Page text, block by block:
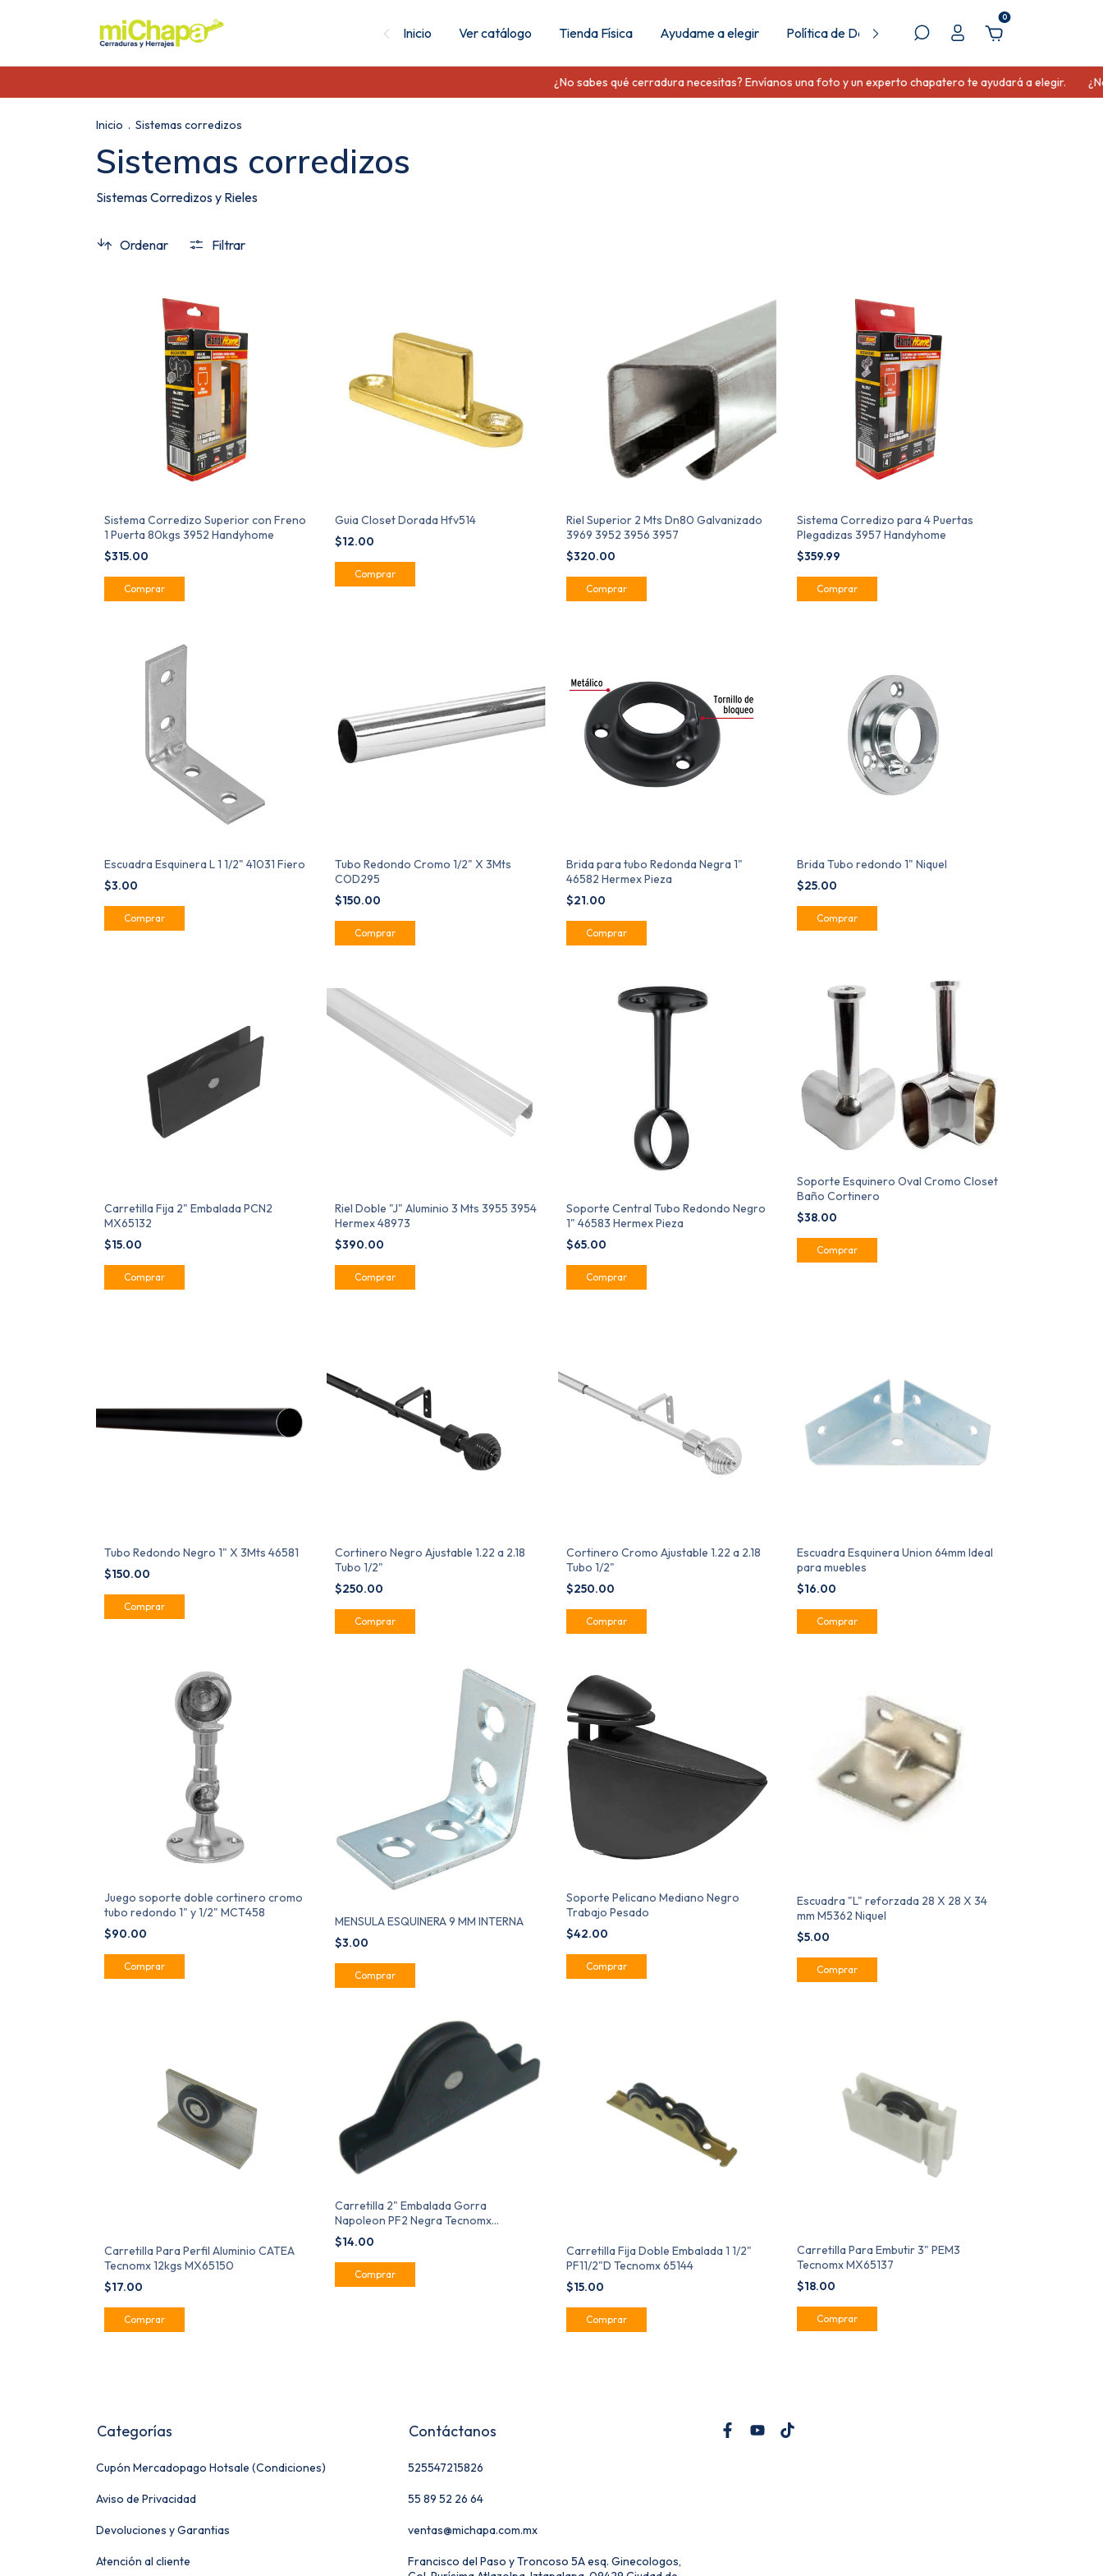
Inicio Ver catálogo Tienda Física Ayudame a elegir Política de Devolución
0
¿No sabes qué cerradura necesitas? Envíanos una foto y un experto chapatero te ayudará a elegir. ¿No
Inicio . Sistemas corredizos
Sistemas corredizos
Sistemas Corredizos y Rieles
Ordenar Filtrar
Sistema Corredizo Superior con Freno
1 Puerta 80kgs 3952 Handyhome
$315.00
Guia Closet Dorada Hfv514
$12.00
Riel Superior 2 Mts Dn80 Galvanizado
3969 3952 3956 3957
$320.00
Sistema Corredizo para 4 Puertas
Plegadizas 3957 Handyhome
$359.99
Escuadra Esquinera L 1 1/2" 41031 Fiero
$3.00
Tubo Redondo Cromo 1/2" X 3Mts
COD295
$150.00
Brida para tubo Redonda Negra 1"
46582 Hermex Pieza
$21.00
Brida Tubo redondo 1" Niquel
$25.00
Carretilla Fija 2" Embalada PCN2
MX65132
$15.00
Riel Doble "J" Aluminio 3 Mts 3955 3954
Hermex 48973
$390.00
Soporte Central Tubo Redondo Negro
1" 46583 Hermex Pieza
$65.00
Soporte Esquinero Oval Cromo Closet
Baño Cortinero
$38.00
Tubo Redondo Negro 1" X 3Mts 46581
$150.00
Cortinero Negro Ajustable 1.22 a 2.18
Tubo 1/2"
$250.00
Cortinero Cromo Ajustable 1.22 a 2.18
Tubo 1/2"
$250.00
Escuadra Esquinera Union 64mm Ideal
para muebles
$16.00
Juego soporte doble cortinero cromo
tubo redondo 1" y 1/2" MCT458
$90.00
MENSULA ESQUINERA 9 MM INTERNA
$3.00
Soporte Pelicano Mediano Negro
Trabajo Pesado
$42.00
Escuadra "L" reforzada 28 X 28 X 34
mm M5362 Niquel
$5.00
Carretilla Para Perfil Aluminio CATEA
Tecnomx 12kgs MX65150
$17.00
Carretilla 2" Embalada Gorra
Napoleon PF2 Negra Tecnomx
MX65130
$14.00
Carretilla Fija Doble Embalada 1 1/2"
PF11/2"D Tecnomx 65144
$15.00
Carretilla Para Embutir 3" PEM3
Tecnomx MX65137
$18.00
Categorías
Cupón Mercadopago Hotsale (Condiciones)
Aviso de Privacidad
Devoluciones y Garantias
Atención al cliente
Contáctanos
525547215826
55 89 52 26 64
ventas@michapa.com.mx
Francisco del Paso y Troncoso 5A esq. Ginecologos,